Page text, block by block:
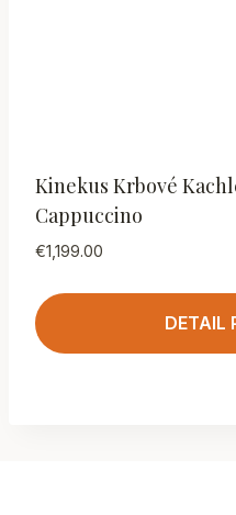
Kinekus Krbové
Cappuccino
€1,199.00
DETAIL